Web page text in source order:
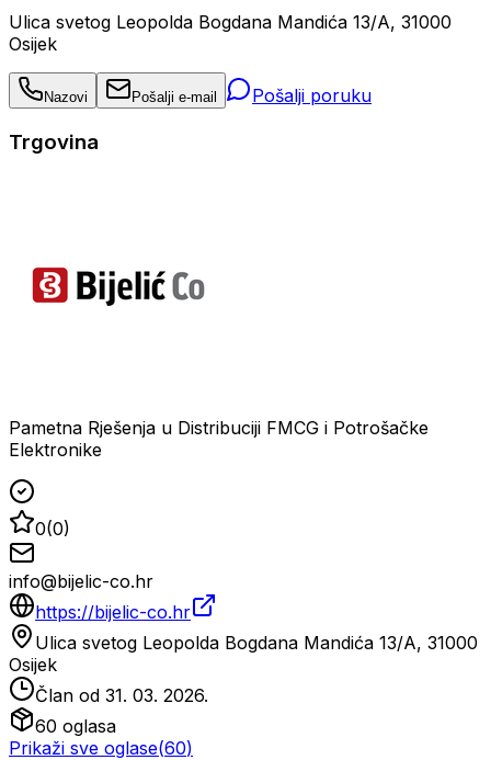
Ulica svetog Leopolda Bogdana Mandića 13/A, 31000
Osijek
Nazovi Pošalji e-mail Pošalji poruku
Trgovina
Pametna Rješenja u Distribuciji FMCG i Potrošačke
Elektronike
0(0)
info@bijelic-co.hr
https://bijelic-co.hr
Ulica svetog Leopolda Bogdana Mandića 13/A, 31000
Osijek
Član od 31. 03. 2026.
60 oglasa
Prikaži sve oglase(60)